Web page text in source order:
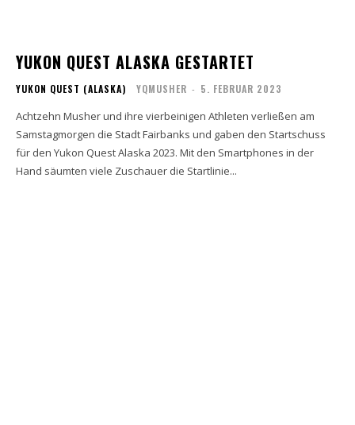
YUKON QUEST ALASKA GESTARTET
YUKON QUEST (ALASKA) YQMUSHER - 5. FEBRUAR 2023
Achtzehn Musher und ihre vierbeinigen Athleten verließen am
Samstagmorgen die Stadt Fairbanks und gaben den Startschuss
für den Yukon Quest Alaska 2023. Mit den Smartphones in der
Hand säumten viele Zuschauer die Startlinie...